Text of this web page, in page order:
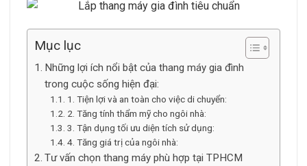
Mục lục
Những lợi ích nổi bật của thang máy gia đình
trong cuộc sống hiện đại:
1. Tiện lợi và an toàn cho việc di chuyển:
2. Tăng tính thẩm mỹ cho ngôi nhà:
3. Tận dụng tối ưu diện tích sử dụng:
4. Tăng giá trị của ngôi nhà:
Tư vấn chọn thang máy phù hợp tại TPHCM